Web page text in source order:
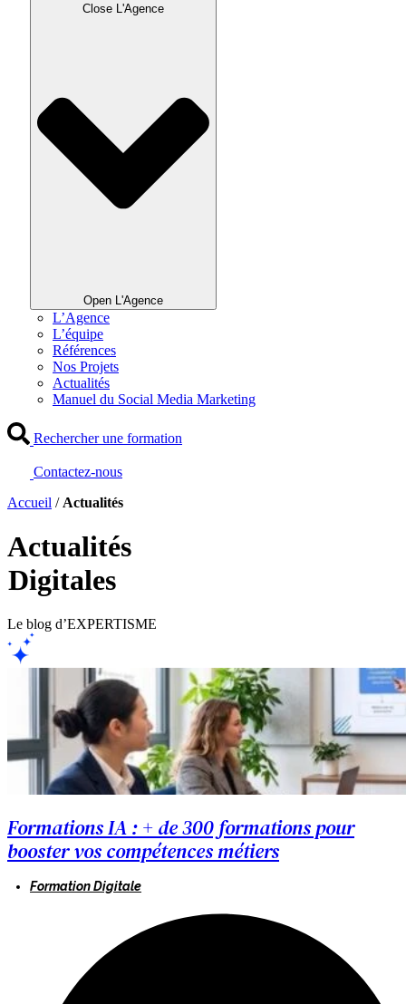
Close L'Agence
Open L'Agence
L’Agence
L’équipe
Références
Nos Projets
Actualités
Manuel du Social Media Marketing
Rechercher une formation
Contactez-nous
Accueil / Actualités
Actualités
Digitales
Le blog d’EXPERTISME
Formations IA : + de 300 formations pour
booster vos compétences métiers
Formation Digitale